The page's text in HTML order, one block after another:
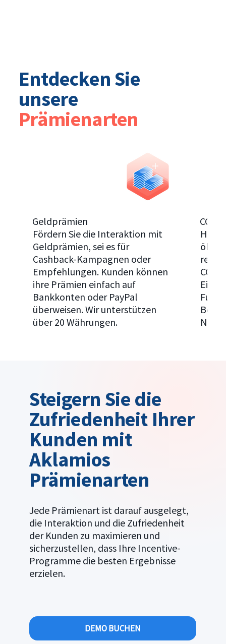
Entdecken Sie
unsere
Prämienarten
Geldprämien
Fördern Sie die Interaktion mit
Geldprämien, sei es für
Cashback-Kampagnen oder
Empfehlungen. Kunden können
ihre Prämien einfach auf
Bankkonten oder PayPal
überweisen. Wir unterstützen
über 20 Währungen.
CO₂-
CO₂-
Steigern Sie die
Zufriedenheit Ihrer
Kunden mit
Aklamios
Prämienarten
Jede Prämienart ist darauf ausgelegt,
die Interaktion und die Zufriedenheit
der Kunden zu maximieren und
sicherzustellen, dass Ihre Incentive-
Programme die besten Ergebnisse
erzielen.
DEMO BUCHEN